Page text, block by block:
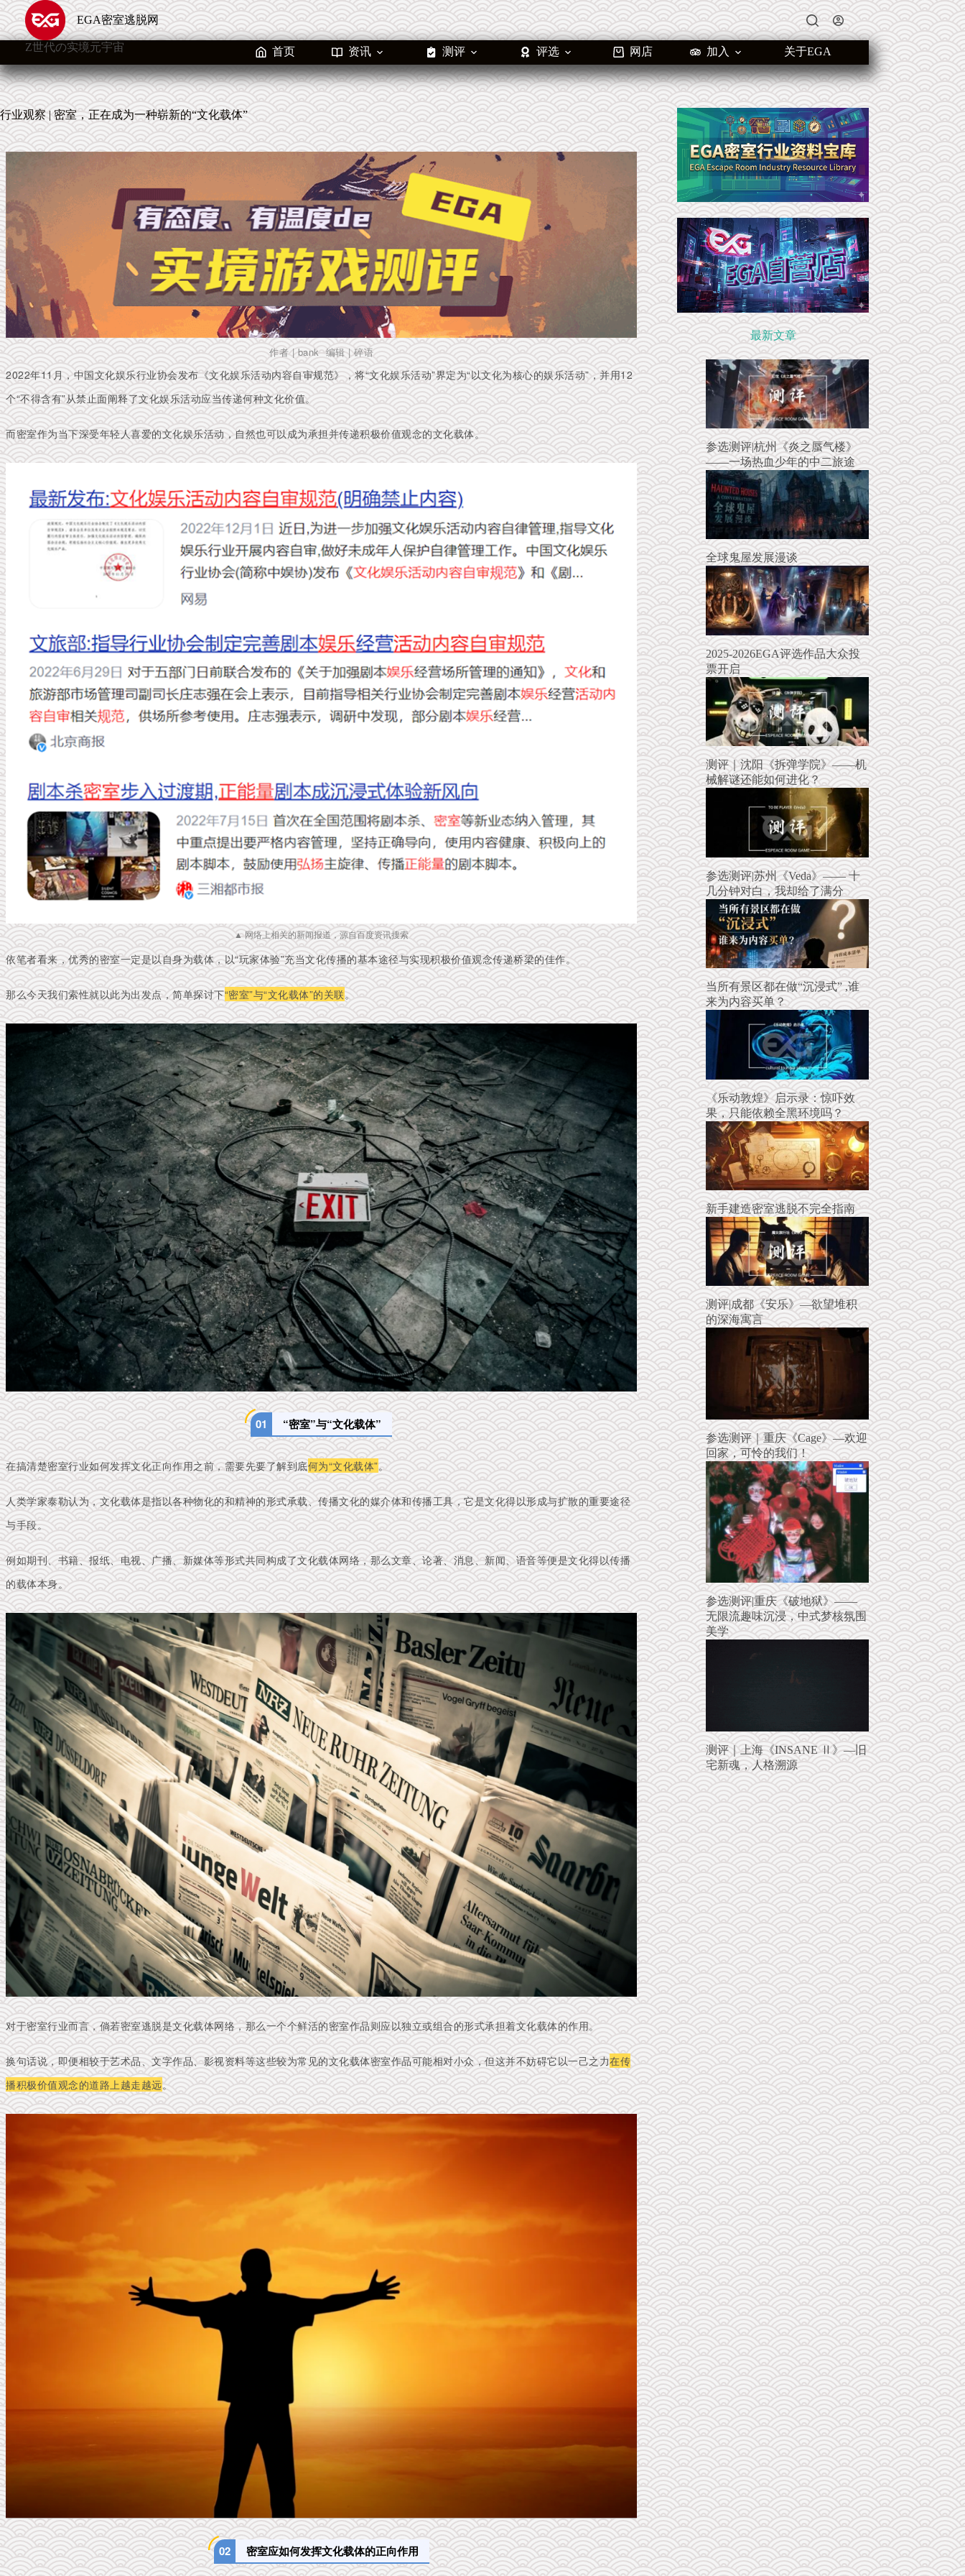
跳
至
内
EGA密室逃脱网
Z世代の实境元宇宙 首页 资讯 测评 评选 网店 加入 关于EGA
行业观察 | 密室，正在成为一种崭新的“文化载体”
作者 | bank 编辑 | 碎语
2022年11月，中国文化娱乐行业协会发布《文化娱乐活动内容自审规范》，将“文化娱乐活动”界定为“以文化为核心的娱乐活动”，并用12
个“不得含有”从禁止面阐释了文化娱乐活动应当传递何种文化价值。
而密室作为当下深受年轻人喜爱的文化娱乐活动，自然也可以成为承担并传递积极价值观念的文化载体。
▲ 网络上相关的新闻报道，源自百度资讯搜索
依笔者看来，优秀的密室一定是以自身为载体，以“玩家体验”充当文化传播的基本途径与实现积极价值观念传递桥梁的佳作。
那么今天我们索性就以此为出发点，简单探讨下“密室”与“文化载体”的关联。
01 “密室”与“文化载体”
在搞清楚密室行业如何发挥文化正向作用之前，需要先要了解到底何为“文化载体”。
人类学家泰勒认为，文化载体是指以各种物化的和精神的形式承载、传播文化的媒介体和传播工具，它是文化得以形成与扩散的重要途径
与手段。
例如期刊、书籍、报纸、电视、广播、新媒体等形式共同构成了文化载体网络，那么文章、论著、消息、新闻、语音等便是文化得以传播
的载体本身。
对于密室行业而言，倘若密室逃脱是文化载体网络，那么一个个鲜活的密室作品则应以独立或组合的形式承担着文化载体的作用。
换句话说，即便相较于艺术品、文字作品、影视资料等这些较为常见的文化载体密室作品可能相对小众，但这并不妨碍它以一己之力在传
播积极价值观念的道路上越走越远。
02 密室应如何发挥文化载体的正向作用
最新文章
参选测评|杭州《炎之蜃气楼》
——一场热血少年的中二旅途
全球鬼屋发展漫谈
2025-2026EGA评选作品大众投
票开启
测评｜沈阳《拆弹学院》——机
械解谜还能如何进化？
参选测评|苏州《Veda》—— 十
几分钟对白，我却给了满分
当所有景区都在做“沉浸式” ,谁
来为内容买单？
《乐动敦煌》启示录：惊吓效
果，只能依赖全黑环境吗？
新手建造密室逃脱不完全指南
测评|成都《安乐》—欲望堆积
的深海寓言
参选测评｜重庆《Cage》—欢迎
回家，可怜的我们！
参选测评|重庆《破地狱》——
无限流趣味沉浸，中式梦核氛围
美学
测评｜上海《INSANE Ⅱ》—旧
宅新魂，人格溯源